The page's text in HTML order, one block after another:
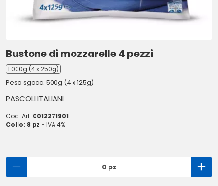
Bustone di mozzarelle 4 pezzi
1.000g (4 x 250g)
Peso sgocc. 500g (4 x 125g)
PASCOLI ITALIANI
Cod. Art. 0012271901
Collo: 8 pz - IVA 4%
0 pz